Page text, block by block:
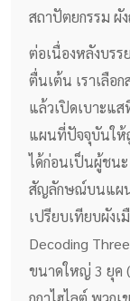
สถาปัตยกรรม ผั
ต่อเนื่องหลังบร
ตื่นเต้น เราเลือ
แล้วเปิดเบาะแ
แผนที่ปัจจุบันให้
ได้ก่อนเป็นผู้ชน
สัญลักษณ์บนแผน
เปรียบเทียบผังเ
Decoding
ขนาดใหญ่ 3 ยุค